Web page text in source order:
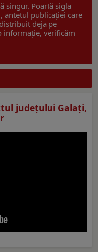
singur. Poartă sigla
publicației care
deja pe
informație, verificăm
judeţului Galaţi,